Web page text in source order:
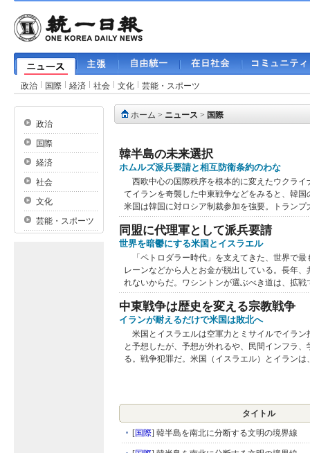
政治 国際 経済 社会 文化 芸能・スポーツ
政治
国際
経済
社会
文化
芸能・スポーツ
ホーム > ニュース > 国際
韓半島の未来選択
ホムルズ派兵要請と相互防衛条約のわな
西欧中心の国際秩序を根本的に変えたウクラ
てイランを奇襲した中東戦争などをみると、韓
米国は韓国に対ロシア制裁参加を強要。トランプ
同盟に代理軍として派兵要請
世界を暗鬱にする米国とイスラエル
「ペトロダラー時代」を支えてきた、世界で
レーンなどから人とお金が脱出している。長年
れないからだ。ワシントンが選ぶべき道は、拡戦
中東戦争は歴史を変える宗教戦争
イランが耐えるだけで米国は敗北へ
米国とイスラエルは空軍力とミサイルでイラ
と予想したが、予想が外れるや、民間インフラ
る。戦争犯罪だ。米国（イスラエル）とイラン
タイトル
[国際] 韓半島を南北に分断する文明の境界線